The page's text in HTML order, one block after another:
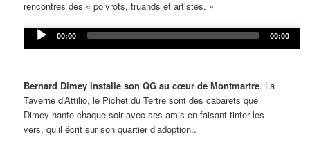
rencontres des « poivrots, truands et artistes. »
Audio
Player
00:00 00:00
Bernard Dimey installe son QG au cœur de Montmartre. La
Taverne d’Attilio, le Pichet du Tertre sont des cabarets que
Dimey hante chaque soir avec ses amis en faisant tinter les
vers, qu’il écrit sur son quartier d’adoption..